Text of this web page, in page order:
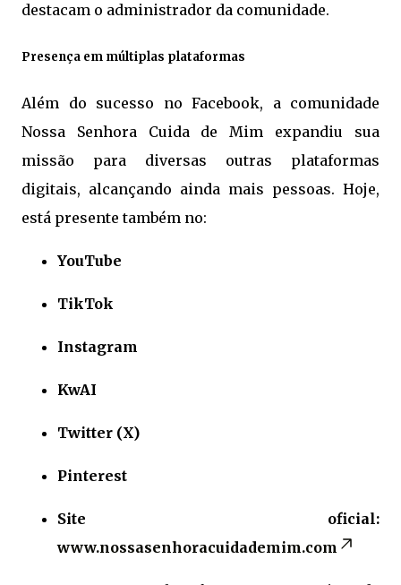
destacam o administrador da comunidade.
Presença em múltiplas plataformas
Além do sucesso no Facebook, a comunidade
Nossa Senhora Cuida de Mim expandiu sua
missão para diversas outras plataformas
digitais, alcançando ainda mais pessoas. Hoje,
está presente também no:
YouTube
TikTok
Instagram
KwAI
Twitter (X)
Pinterest
Site oficial:
www.nossasenhoracuidademim.com